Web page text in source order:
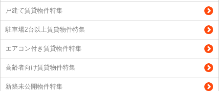
戸建て賃貸物件特集
駐車場2台以上賃貸物件特集
エアコン付き賃貸物件特集
高齢者向け賃貸物件特集
新築未公開物件特集